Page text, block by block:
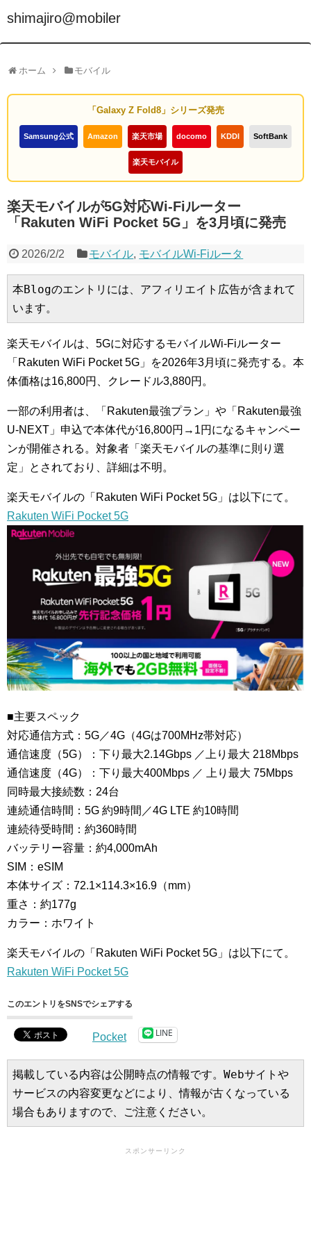
shimajiro@mobiler
ホーム モバイル
「Galaxy Z Fold8」シリーズ発売
Samsung公式 Amazon 楽天市場 docomo KDDI SoftBank
楽天モバイル
楽天モバイルが5G対応Wi-Fiルーター
「Rakuten WiFi Pocket 5G」を3月頃に発売
2026/2/2 モバイル, モバイルWi-Fiルータ
本Blogのエントリには、アフィリエイト広告が含まれて
います。
楽天モバイルは、5Gに対応するモバイルWi-Fiルーター
「Rakuten WiFi Pocket 5G」を2026年3月頃に発売する。本
体価格は16,800円、クレードル3,880円。
一部の利用者は、「Rakuten最強プラン」や「Rakuten最強
U-NEXT」申込で本体代が16,800円→1円になるキャンペー
ンが開催される。対象者「楽天モバイルの基準に則り選
定」とされており、詳細は不明。
楽天モバイルの「Rakuten WiFi Pocket 5G」は以下にて。
Rakuten WiFi Pocket 5G
■主要スペック
対応通信方式：5G／4G（4Gは700MHz帯対応）
通信速度（5G）：下り最大2.14Gbps ／上り最大 218Mbps
通信速度（4G）：下り最大400Mbps ／ 上り最大 75Mbps
同時最大接続数：24台
連続通信時間：5G 約9時間／4G LTE 約10時間
連続待受時間：約360時間
バッテリー容量：約4,000mAh
SIM：eSIM
本体サイズ：72.1×114.3×16.9（mm）
重さ：約177g
カラー：ホワイト
楽天モバイルの「Rakuten WiFi Pocket 5G」は以下にて。
Rakuten WiFi Pocket 5G
このエントリをSNSでシェアする
Pocket LINE
掲載している内容は公開時点の情報です。Webサイトや
サービスの内容変更などにより、情報が古くなっている
場合もありますので、ご注意ください。
スポンサーリンク